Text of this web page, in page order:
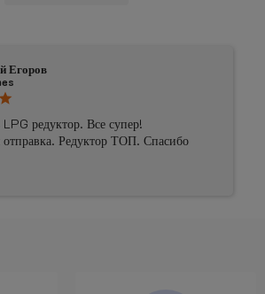
Егоров
star
редуктор. Все супер!
Редуктор ТОП. Спасибо